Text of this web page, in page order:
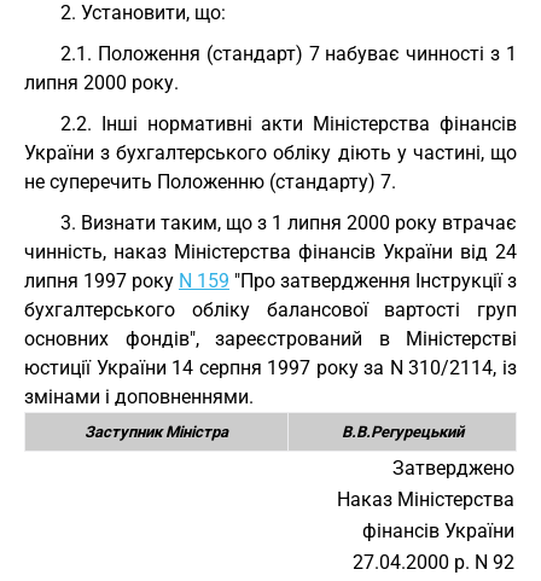
2. Установити, що:
2.1. Положення (стандарт) 7 набуває чинності з 1
липня 2000 року.
2.2. Інші нормативні акти Міністерства фінансів
України з бухгалтерського обліку діють у частині, що
не суперечить Положенню (стандарту) 7.
3. Визнати таким, що з 1 липня 2000 року втрачає
чинність, наказ Міністерства фінансів України від 24
липня 1997 року N 159 "Про затвердження Інструкції з
бухгалтерського обліку балансової вартості груп
основних фондів", зареєстрований в Міністерстві
юстиції України 14 серпня 1997 року за N 310/2114, із
змінами і доповненнями.
Заступник Міністра В.В.Регурецький
Затверджено
Наказ Міністерства
фінансів України
27.04.2000 р. N 92